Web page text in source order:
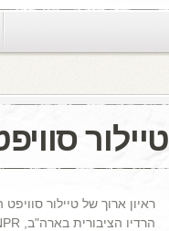
טיילור
ראיון ארוך של טיילור